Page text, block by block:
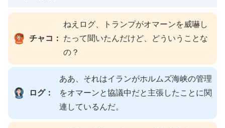
チャコ：
ねえログ、トランプがオマーンを威嚇し
たって聞いたんだけど、どういうことな
の？
ログ：
ああ、それはイランがホルムズ海峡の管理
をオマーンと協議中だと主張したことに関
連しているんだ。